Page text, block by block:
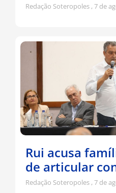
Redação Soteropoles 7 de
Rui acusa
de articular
Redação Soteropoles 7 de